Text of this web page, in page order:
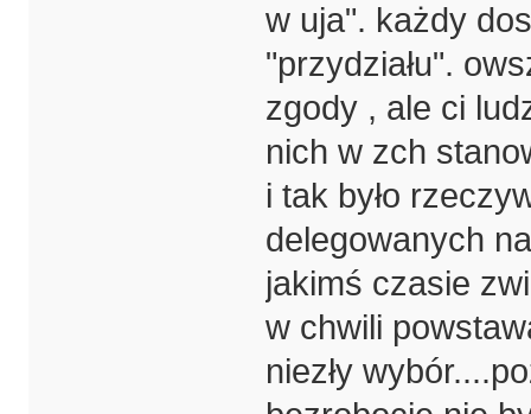
w uja". każdy
"przydziału".
zgody , ale ci
nich w zch
i tak było
delegowanych
jakimś czasie
w chwili
niezły